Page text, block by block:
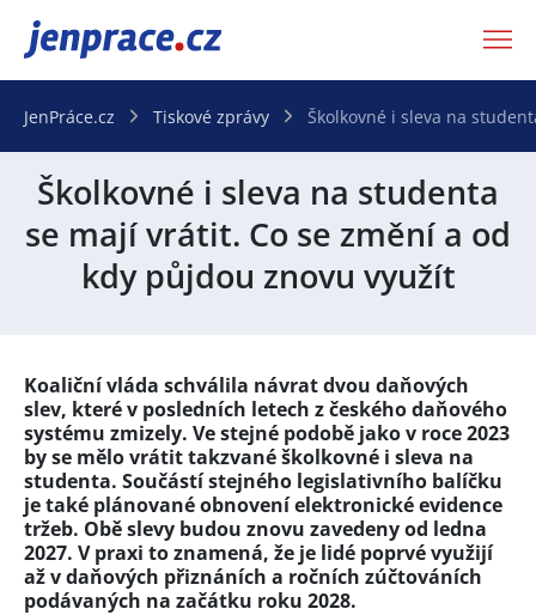
JenPráce.cz
JenPráce.cz Tiskové zprávy Školkovné i sleva na
Školkovné i sleva na studenta
se mají vrátit. Co se změní a od
kdy půjdou znovu využít
Koaliční vláda schválila návrat dvou daňových
slev, které v posledních letech z českého daňového
systému zmizely. Ve stejné podobě jako v roce 2023
by se mělo vrátit takzvané školkovné i sleva na
studenta. Součástí stejného legislativního balíčku
je také plánované obnovení elektronické evidence
tržeb. Obě slevy budou znovu zavedeny od ledna
2027. V praxi to znamená, že je lidé poprvé využijí
až v daňových přiznáních a ročních zúčtováních
podávaných na začátku roku 2028.